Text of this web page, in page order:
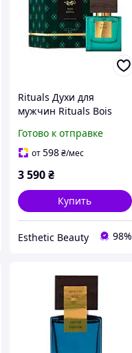
Rituals Духи для
мужчин Rituals Bois
ml
Готово к отправке
от598₴/мес
3 590₴
Купить
Esthetic Beauty 98%